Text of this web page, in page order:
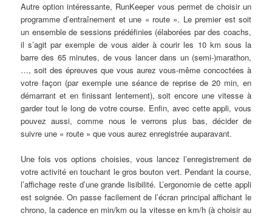
Autre option intéressante, RunKeeper vous permet de choisir un
programme d’entraînement et une « route ». Le premier est soit
un ensemble de sessions prédéfinies (élaborées par des coachs,
il s’agit par exemple de vous aider à courir les 10 km sous la
barre des 65 minutes, de vous lancer dans un (semi-)marathon,
…, soit des épreuves que vous aurez vous-même concoctées à
votre façon (par exemple une séance de reprise de 20 min, en
démarrant et en finissant lentement), soit encore une vitesse à
garder tout le long de votre course. Enfin, avec cette appli, vous
pouvez aussi, comme nous le verrons plus bas, décider de
suivre une « route » que vous aurez enregistrée auparavant.
Une fois vos options choisies, vous lancez l’enregistrement de
votre activité en touchant le gros bouton vert. Pendant la course,
l’affichage reste d’une grande lisibilité. L’ergonomie de cette appli
est soignée. On passe facilement de l’écran principal affichant le
chrono, la cadence en min/km ou la vitesse en km/h (à choisir au